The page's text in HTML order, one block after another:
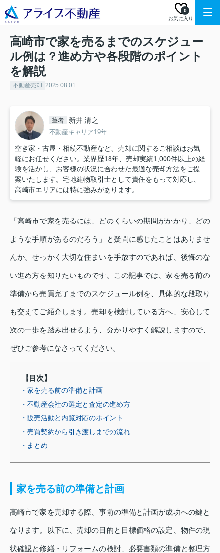
お気に入り
0
高崎市で家を売るまでのスケジュー
ル例は？進め方や各段階のポイント
を解説
不動産売却 2025.08.01
筆者 新井 清之
不動産キャリア19年
空き家・古屋・相続不動産など、売却に関するご相談はお気
軽にお任せください。業界歴18年、売却実績1,000件以上の経
験を活かし、お客様の状況に合わせた最適な売却方法をご提
案いたします。宅地建物取引士として責任をもって対応し、
高崎市エリアには特に強みがあります。
「高崎市で家を売るには、どのくらいの期間がかかり、どの
ような手順があるのだろう」と疑問に感じたことはありませ
んか。せっかく大切な住まいを手放すのであれば、後悔のな
い進め方を知りたいものです。この記事では、家を売る前の
準備から売買完了までのスケジュール例を、具体的な段取り
も交えてご紹介します。売却を検討している方へ、安心して
次の一歩を踏み出せるよう、分かりやすく解説しますので、
ぜひご参考になさってください。
【目次】
・家を売る前の準備と計画
・不動産会社の選定と査定の進め方
・販売活動と内覧対応のポイント
・売買契約から引き渡しまでの流れ
・まとめ
家を売る前の準備と計画
高崎市で家を売却する際、事前の準備と計画が成功への鍵と
なります。以下に、売却の目的と目標価格の設定、物件の現
状確認と修繕・リフォームの検討、必要書類の準備と整理方